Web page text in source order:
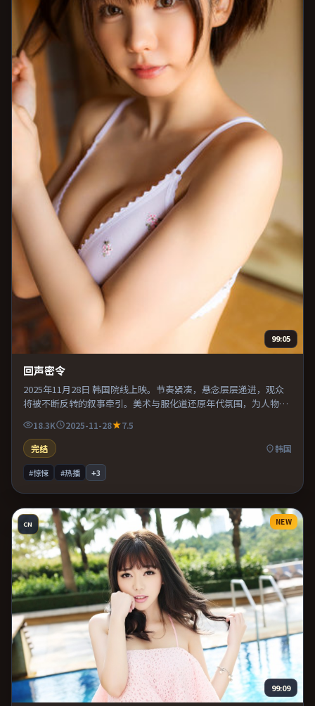
99:05
回声密令
2025年11月28日 韩国院线上映。节奏紧凑，悬念层层递进，观众
将被不断反转的叙事牵引。美术与服化道还原年代氛围，为人物动
机提供可信支撑。片尾留白意味深长，值得二刷细品台词与构图。
18.3K 2025-11-28
7.5
完结
韩国
#惊悚 #热播 +3
CN NEW
99:09